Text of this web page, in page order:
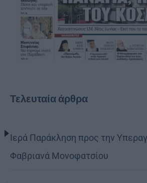
Τελευταία άρθρα
Ιερά Παράκληση προς την
Φαβριανά Μονοφατσίου